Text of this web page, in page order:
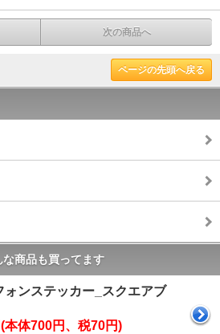
次の商品へ
ページの先頭へ戻る
商品も買ってます
ォンステッカー_スクエアブ
本体700円、税70円)